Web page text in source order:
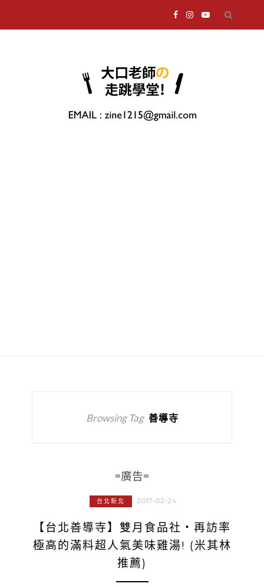
Browsing Tag 善導寺
=廣告=
台北新北 2017-02-24
【台北善導寺】雙月食品社‧再訪率
極高的滿料超人氣美味雞湯! (米其林
推薦)